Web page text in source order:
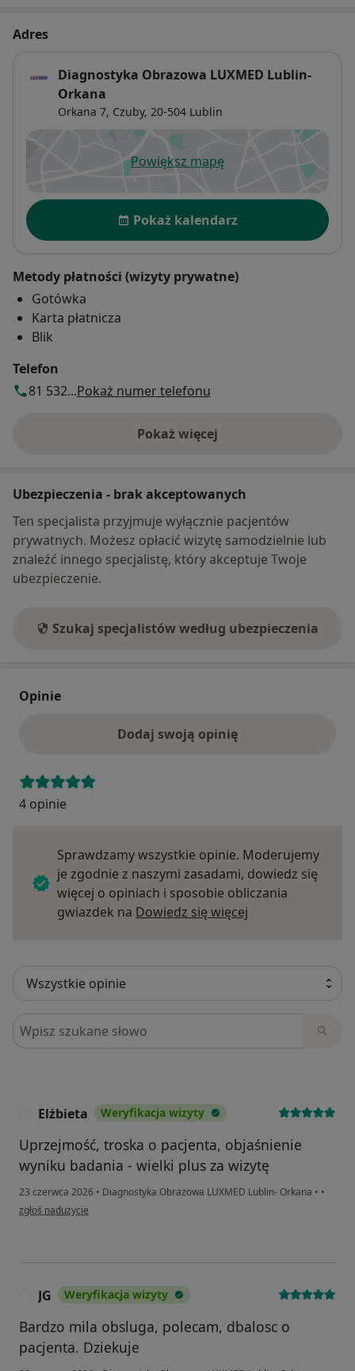
Adres
Diagnostyka Obrazowa LUXMED Lublin-
Orkana
Orkana 7, Czuby, 20-504 Lublin
Powiększ mapęotwiera się w nowej karcie
Dostępność
Pokaż kalendarz
Metody płatności (wizyty prywatne)
Gotówka
Karta płatnicza
Blik
Telefon
81 532...Pokaż numer telefonu
Pokaż więcej
o adresie
Ubezpieczenia - brak akceptowanych
Ten specjalista przyjmuje wyłącznie pacjentów
prywatnych. Możesz opłacić wizytę samodzielnie lub
znaleźć innego specjalistę, który akceptuje Twoje
ubezpieczenie.
Szukaj specjalistów według ubezpieczenia
Opinie
Dodaj swoją opinię
4 opinie
Sprawdzamy wszystkie opinie. Moderujemy
je zgodnie z naszymi zasadami, dowiedz się
więcej o opiniach i sposobie obliczania
gwiazdek na Dowiedz się więcej
Szukaj w opiniach
Elżbieta Weryfikacja wizyty
Uprzejmość, troska o pacjenta, objaśnienie
wyniku badania - wielki plus za wizytę
23 czerwca 2026 • Diagnostyka Obrazowa LUXMED Lublin- Orkana • •
w opinii użytkownika Elżbieta
zgłoś nadużycie
JG Weryfikacja wizyty
Bardzo mila obsluga, polecam, dbalosc o
pacjenta. Dziekuje